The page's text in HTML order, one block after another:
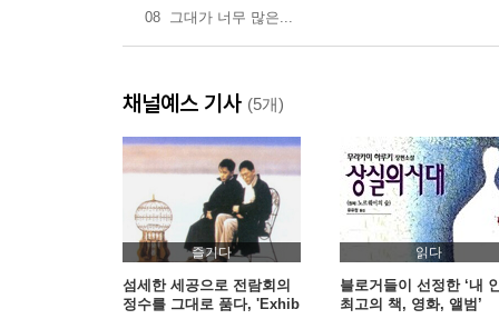
08 그대가 너무 많은...
채널예스 기사 (5개)
즐기다
섬세한 세공으로 전람회의
정수를 그대로 품다, 'Exhib
읽다
블로거들이 선정한 ‘내
최고의 책, 영화, 앨범’